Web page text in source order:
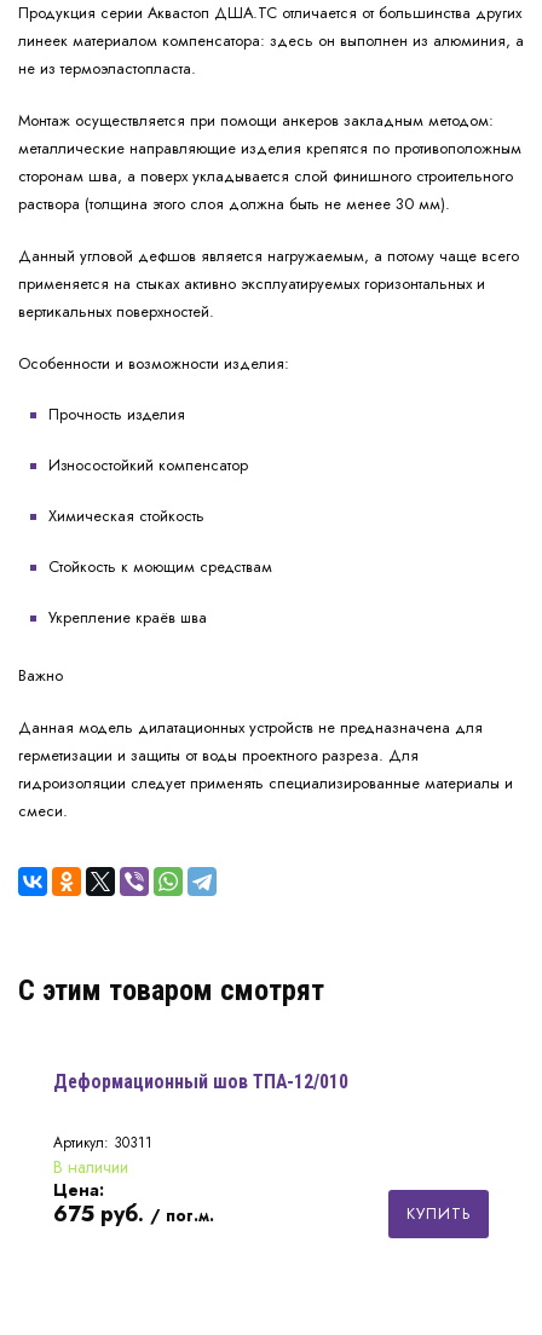
Продукция серии Аквастоп ДША.ТС отличается от большинства других
линеек материалом компенсатора: здесь он выполнен из алюминия, а
не из термоэластопласта.
Монтаж осуществляется при помощи анкеров закладным методом:
металлические направляющие изделия крепятся по противоположным
сторонам шва, а поверх укладывается слой финишного строительного
раствора (толщина этого слоя должна быть не менее 30 мм).
Данный угловой дефшов является нагружаемым, а потому чаще всего
применяется на стыках активно эксплуатируемых горизонтальных и
вертикальных поверхностей.
Особенности и возможности изделия:
Прочность изделия
Износостойкий компенсатор
Химическая стойкость
Стойкость к моющим средствам
Укрепление краёв шва
Важно
Данная модель дилатационных устройств не предназначена для
герметизации и защиты от воды проектного разреза. Для
гидроизоляции следует применять специализированные материалы и
смеси.
C этим товаром смотрят
Деформационный шов ТПА-12/010
Артикул: 30311
В наличии
Цена:
675 руб. / пог.м. КУПИТЬ